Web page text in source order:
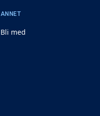
ANNET
Bli med